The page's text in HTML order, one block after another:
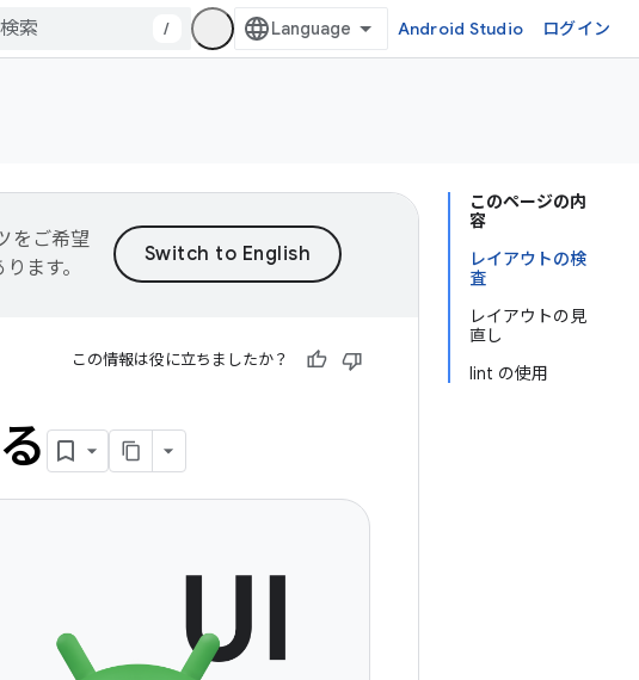
/ Android Studio ログイン
このページの内
容
レイアウトの検
査
レイアウトの見
直し
lint の使用
をご希望
ます。
この情報は役に立ちましたか？